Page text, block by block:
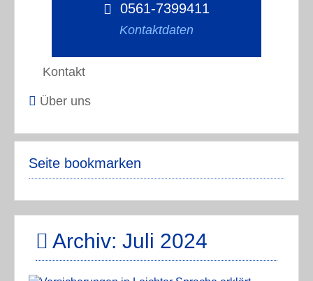
0561-7399411
Kontaktdaten
Kontakt
Über uns
Seite bookmarken
Archiv: Juli 2024